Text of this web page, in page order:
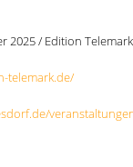
2025 / Edition Telemark
telemark.de/